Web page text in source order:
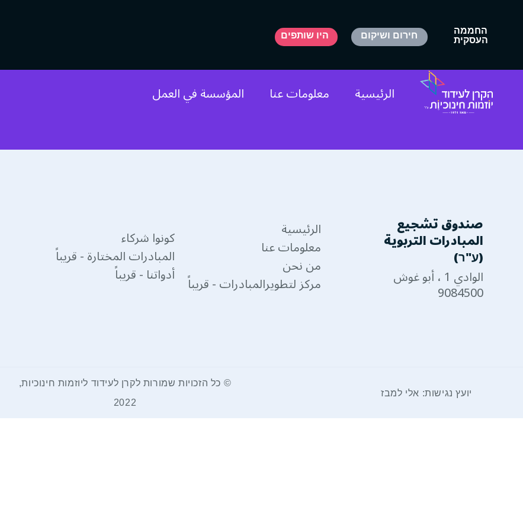
החממה
העסקית
חירום ושיקום היו שותפים
الرئيسية معلومات عنا المؤسسة في العمل ايال بلوخ
صندوق تشجيع
المبادرات التربوية
(ע"ר)
الوادي 1 ، أبو غوش
9084500
الرئيسية
معلومات عنا
من نحن
مركز لتطويرالمبادرات - قريباً
كونوا شركاء
المبادرات المختارة - قريباً
أدواتنا - قريباً
יועץ נגישות: אלי למבז
© כל הזכויות שמורות לקרן לעידוד ליוזמות חינוכיות,
2022